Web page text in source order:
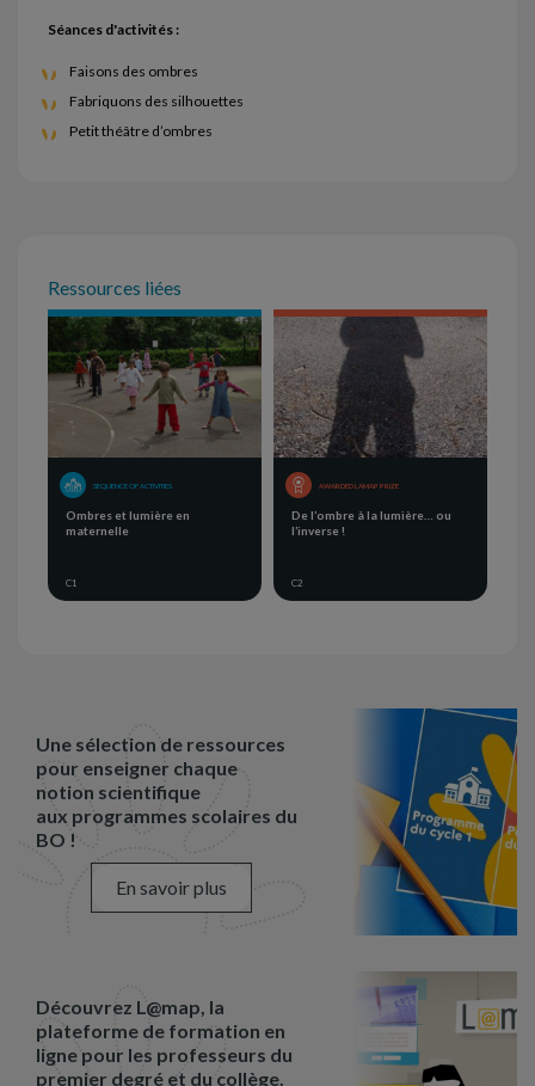
Séances d'activités :
Faisons des ombres
Fabriquons des silhouettes
Petit théâtre d’ombres
Ressources liées
SEQUENCE OF ACTIVITIES
Ombres et lumière en
maternelle
C1
AWARDED LAMAP PRIZE
De l’ombre à la lumière… ou
l’inverse !
C2
Une sélection de ressources
pour enseigner chaque
notion scientifique
aux programmes scolaires du
BO !
En savoir plus
Découvrez L@map, la
plateforme de formation en
ligne pour les professeurs du
premier degré et du collège.